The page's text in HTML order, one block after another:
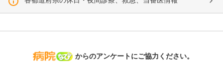
病院なび
からのアンケートにご協力ください。